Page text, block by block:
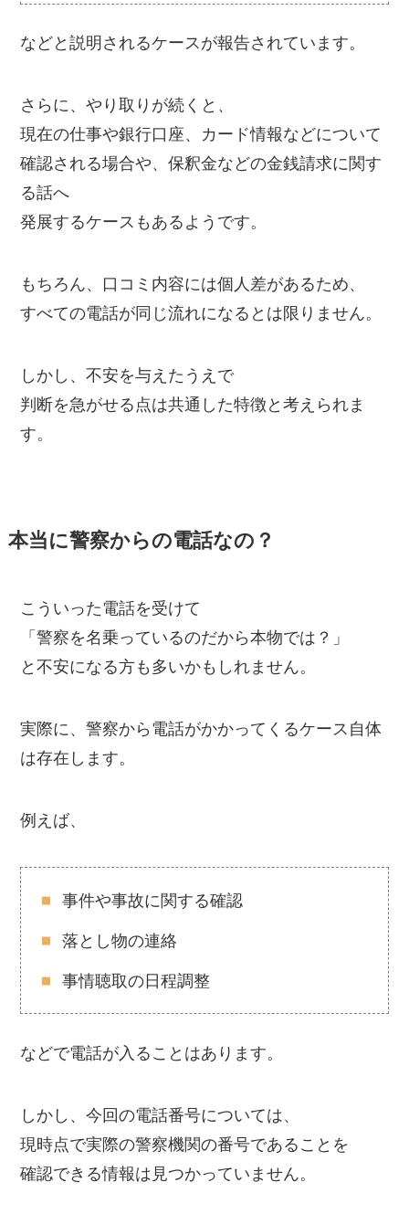
などと説明されるケースが報告されています。
さらに、やり取りが続くと、
現在の仕事や銀行口座、カード情報などについて
確認される場合や、保釈金などの金銭請求に関す
る話へ
発展するケースもあるようです。
もちろん、口コミ内容には個人差があるため、
すべての電話が同じ流れになるとは限りません。
しかし、不安を与えたうえで
判断を急がせる点は共通した特徴と考えられま
す。
本当に警察からの電話なの？
こういった電話を受けて
「警察を名乗っているのだから本物では？」
と不安になる方も多いかもしれません。
実際に、警察から電話がかかってくるケース自体
は存在します。
例えば、
事件や事故に関する確認
落とし物の連絡
事情聴取の日程調整
などで電話が入ることはあります。
しかし、今回の電話番号については、
現時点で実際の警察機関の番号であることを
確認できる情報は見つかっていません。